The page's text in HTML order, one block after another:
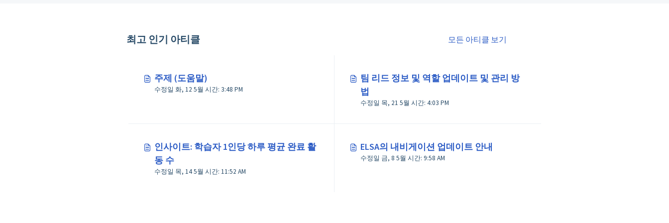
최고 인기 아티클 모든 아티클 보기
주제 (도움말)
수정일 화, 12 5월 시간: 3:48 PM
팀 리드 정보 및 역할 업데이트 및 관리 방
법
수정일 목, 21 5월 시간: 4:03 PM
인사이트: 학습자 1인당 하루 평균 완료 활
동 수
수정일 목, 14 5월 시간: 11:52 AM
ELSA의 내비게이션 업데이트 안내
수정일 금, 8 5월 시간: 9:58 AM